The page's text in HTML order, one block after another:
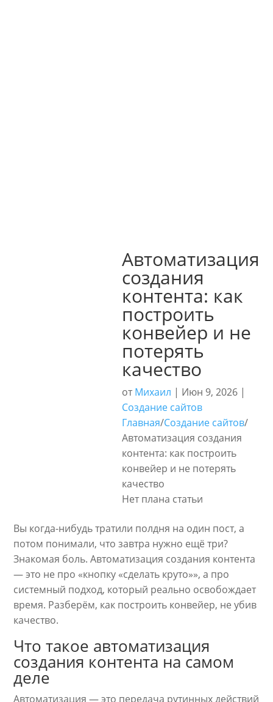
Автоматизация
создания
контента: как
построить
конвейер и не
потерять
качество
отМихаил | Июн 9, 2026|
Создание сайтов
Главная/Создание сайтов/
Автоматизация создания
контента: как построить
конвейер и не потерять
качество
Нет плана статьи
Вы когда-нибудь тратили полдня на один пост, а
потом понимали, что завтра нужно ещё три?
Знакомая боль. Автоматизация создания контента
— это не про «кнопку «сделать круто»», а про
системный подход, который реально освобождает
время. Разберём, как построить конвейер, не убив
качество.
Что такое автоматизация
создания контента на самом
деле
Автоматизация — это передача рутинных действий